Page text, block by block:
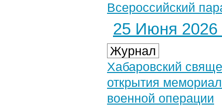
Всероссийский
25 Июня 2026
Журнал
Хабаровский
открытия
военной операции